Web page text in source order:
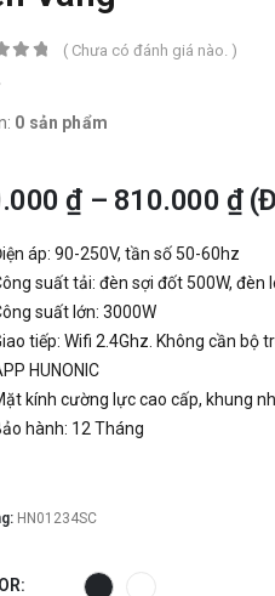
( Chưa có đánh giá nào. )
0 sản phẩm
₫ – 810.000 ₫
áp: 90-250V, tần số 50-60hz
suất tải: đèn sợi đốt 500W, đèn
suất lớn: 3000W
tiếp: Wifi 2.4Ghz. Không cần bộ
HUNONIC
kính cường lực cao cấp, khung
hành: 12 Tháng
HN01234SC